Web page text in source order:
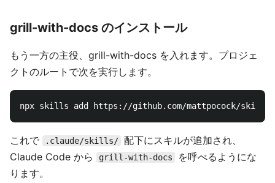
grill-with-docs のインストール
もう一方の主役、grill-with-docs を入れます。プロジェ
クトのルートで次を実行します。
npx skills add https://github.com/mattpocock/skills
これで .claude/skills/ 配下にスキルが追加され、
Claude Code から
grill-with-docs
を呼べるようにな
ります。